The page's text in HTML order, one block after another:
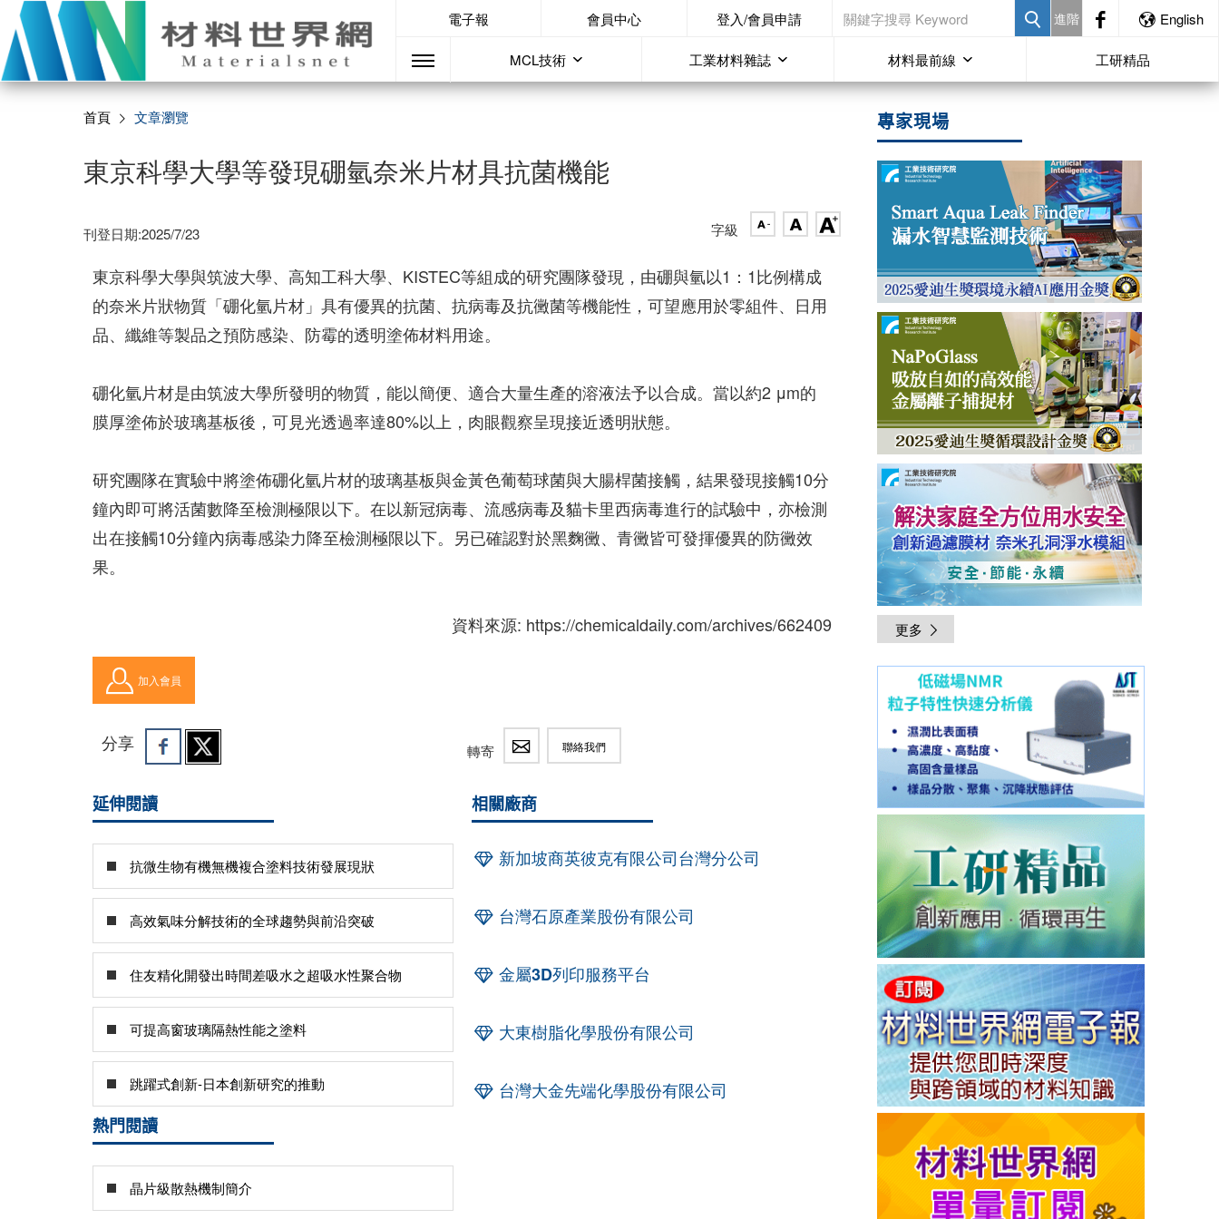
電子報 會員中心 登入/會員申請 進階 English
MCL技術 工業材料雜誌 材料最前線 工研精品
首頁 文章瀏覽
東京科學大學等發現硼氫奈米片材具抗菌機能
刊登日期:2025/7/23 字級
東京科學大學與筑波大學、高知工科大學、KISTEC等組成的研究團隊發現，由硼與氫以1：1比例構成
的奈米片狀物質「硼化氫片材」具有優異的抗菌、抗病毒及抗黴菌等機能性，可望應用於零組件、日用
品、纖維等製品之預防感染、防霉的透明塗佈材料用途。
硼化氫片材是由筑波大學所發明的物質，能以簡便、適合大量生產的溶液法予以合成。當以約2 μm的
膜厚塗佈於玻璃基板後，可見光透過率達80%以上，肉眼觀察呈現接近透明狀態。
研究團隊在實驗中將塗佈硼化氫片材的玻璃基板與金黃色葡萄球菌與大腸桿菌接觸，結果發現接觸10分
鐘內即可將活菌數降至檢測極限以下。在以新冠病毒、流感病毒及貓卡里西病毒進行的試驗中，亦檢測
出在接觸10分鐘內病毒感染力降至檢測極限以下。另已確認對於黑麴黴、青黴皆可發揮優異的防黴效
果。
資料來源: https://chemicaldaily.com/archives/662409
加入會員
分享 轉寄 聯絡我們
延伸閱讀
抗微生物有機無機複合塗料技術發展現狀
高效氣味分解技術的全球趨勢與前沿突破
住友精化開發出時間差吸水之超吸水性聚合物
可提高窗玻璃隔熱性能之塗料
跳躍式創新-日本創新研究的推動
熱門閱讀
晶片級散熱機制簡介
相關廠商
新加坡商英彼克有限公司台灣分公司
台灣石原產業股份有限公司
金屬3D列印服務平台
大東樹脂化學股份有限公司
台灣大金先端化學股份有限公司
專家現場
更多